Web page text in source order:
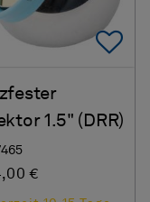
Favorites
1.5" (DRR)
€